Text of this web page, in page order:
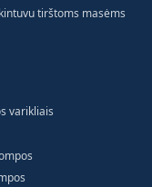
tirštoms masėms
varikliais